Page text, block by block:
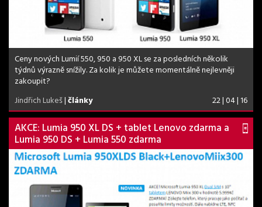
Ceny nových Lumií 550, 950 a 950 XL se za posledních několik
týdnů výrazně snížily. Za kolik je můžete momentálně nejlevněji
zakoupit?
Jindřich Lukeš|články 22 | 04 | 16
AKCE: Lumia 950 XL DS + tablet Lenovo zdarma a
Lumia 950 DS + Lumia 550 zdarma